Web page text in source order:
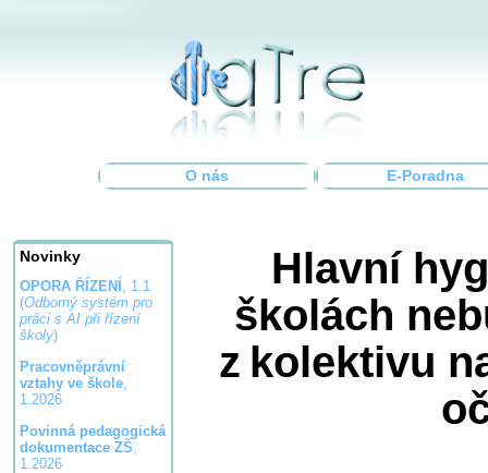
O nás E-Poradna
Novinky
OPORA ŘÍZENÍ , 1.1
(Odborný systém pro
práci s AI při řízení
školy)
Pracovněprávní
vztahy ve škole,
1.2026
Povinná pedagogická
dokumentace ZŠ,
1.2026
Hlavní
školách
z kolektivu